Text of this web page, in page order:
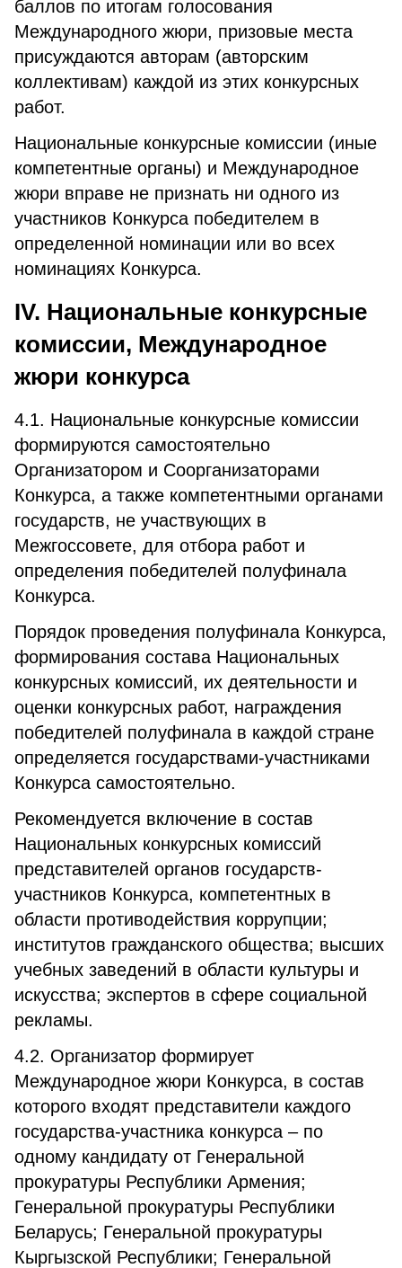
баллов по итогам голосования
Международного жюри, призовые места
присуждаются авторам (авторским
коллективам) каждой из этих конкурсных
работ.
Национальные конкурсные комиссии (иные
компетентные органы) и Международное
жюри вправе не признать ни одного из
участников Конкурса победителем в
определенной номинации или во всех
номинациях Конкурса.
IV. Национальные конкурсные
комиссии, Международное
жюри конкурса
4.1. Национальные конкурсные комиссии
формируются самостоятельно
Организатором и Соорганизаторами
Конкурса, а также компетентными органами
государств, не участвующих в
Межгоссовете, для отбора работ и
определения победителей полуфинала
Конкурса.
Порядок проведения полуфинала Конкурса,
формирования состава Национальных
конкурсных комиссий, их деятельности и
оценки конкурсных работ, награждения
победителей полуфинала в каждой стране
определяется государствами-участниками
Конкурса самостоятельно.
Рекомендуется включение в состав
Национальных конкурсных комиссий
представителей органов государств-
участников Конкурса, компетентных в
области противодействия коррупции;
институтов гражданского общества; высших
учебных заведений в области культуры и
искусства; экспертов в сфере социальной
рекламы.
4.2. Организатор формирует
Международное жюри Конкурса, в состав
которого входят представители каждого
государства-участника конкурса – по
одному кандидату от Генеральной
прокуратуры Республики Армения;
Генеральной прокуратуры Республики
Беларусь; Генеральной прокуратуры
Кыргызской Республики; Генеральной